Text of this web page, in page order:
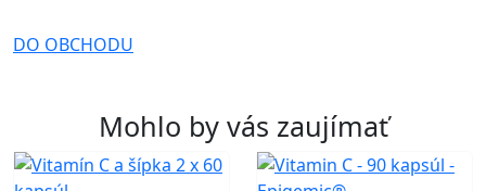
DO OBCHODU
Mohlo by vás zaujímať